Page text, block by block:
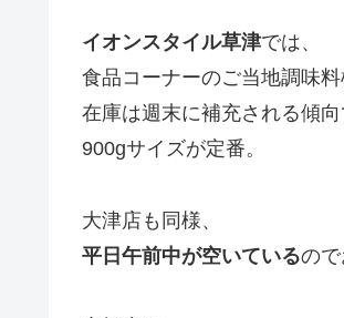
イオンスタイル草津では、
食品コーナーのご当地調味料
在庫は週末に補充される傾向
900gサイズが定番。
大津店も同様、
平日午前中が空いているので